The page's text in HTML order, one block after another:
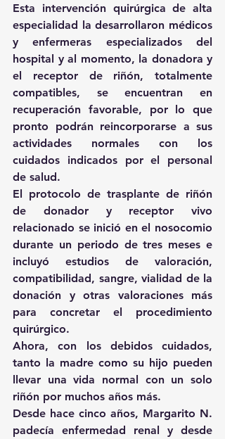
Esta intervención quirúrgica de alta
especialidad la desarrollaron médicos
y enfermeras especializados del
hospital y al momento, la donadora y
el receptor de riñón, totalmente
compatibles, se encuentran en
recuperación favorable, por lo que
pronto podrán reincorporarse a sus
actividades normales con los
cuidados indicados por el personal
de salud.
El protocolo de trasplante de riñón
de donador y receptor vivo
relacionado se inició en el nosocomio
durante un periodo de tres meses e
incluyó estudios de valoración,
compatibilidad, sangre, vialidad de la
donación y otras valoraciones más
para concretar el procedimiento
quirúrgico.
Ahora, con los debidos cuidados,
tanto la madre como su hijo pueden
llevar una vida normal con un solo
riñón por muchos años más.
Desde hace cinco años, Margarito N.
padecía enfermedad renal y desde